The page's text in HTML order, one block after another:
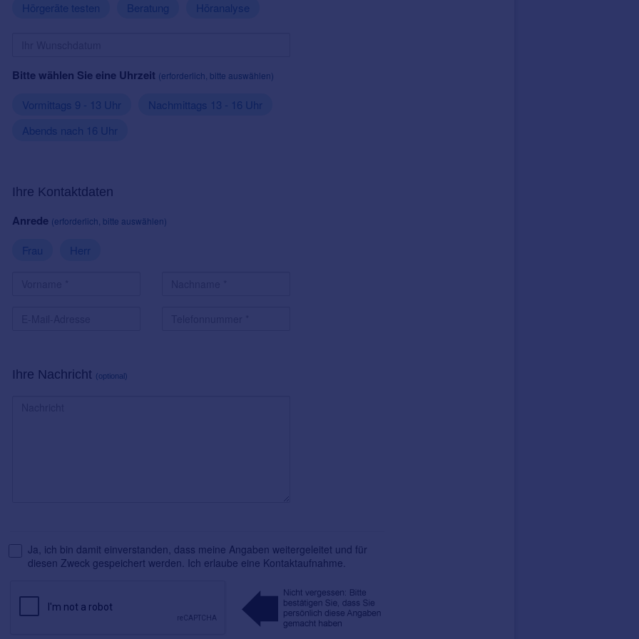
Hörgeräte testen Beratung Höranalyse
Bitte wählen Sie eine Uhrzeit (erforderlich, bitte auswählen)
Vormittags 9 - 13 Uhr
Nachmittags 13 - 16 Uhr
Abends nach 16 Uhr
Ihre Kontaktdaten
Anrede (erforderlich, bitte auswählen)
Frau Herr
Ihre Nachricht (optional)
Ja, ich bin damit einverstanden, dass meine Angaben weitergeleitet und für
diesen Zweck gespeichert werden. Ich erlaube eine Kontaktaufnahme.